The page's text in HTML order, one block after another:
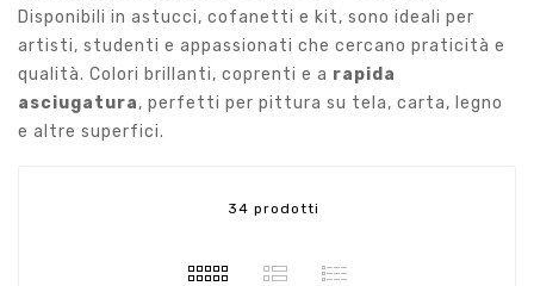
Disponibili in astucci, cofanetti e kit, sono ideali per
artisti, studenti e appassionati che cercano praticità e
qualità. Colori brillanti, coprenti e a rapida
asciugatura, perfetti per pittura su tela, carta, legno
e altre superfici.
34 prodotti